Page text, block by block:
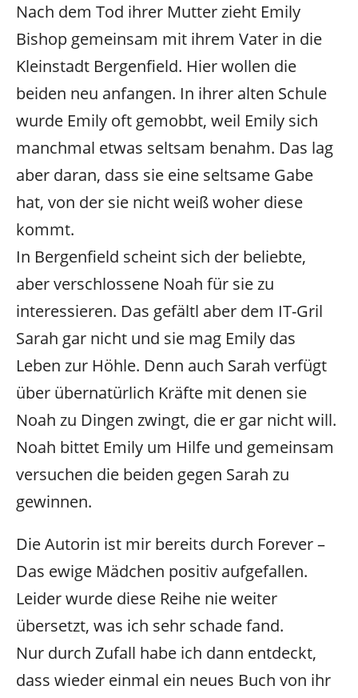
Nach dem Tod ihrer Mutter zieht Emily
Bishop gemeinsam mit ihrem Vater in die
Kleinstadt Bergenfield. Hier wollen die
beiden neu anfangen. In ihrer alten Schule
wurde Emily oft gemobbt, weil Emily sich
manchmal etwas seltsam benahm. Das lag
aber daran, dass sie eine seltsame Gabe
hat, von der sie nicht weiß woher diese
kommt.
In Bergenfield scheint sich der beliebte,
aber verschlossene Noah für sie zu
interessieren. Das gefältl aber dem IT-Gril
Sarah gar nicht und sie mag Emily das
Leben zur Höhle. Denn auch Sarah verfügt
über übernatürlich Kräfte mit denen sie
Noah zu Dingen zwingt, die er gar nicht will.
Noah bittet Emily um Hilfe und gemeinsam
versuchen die beiden gegen Sarah zu
gewinnen.
Die Autorin ist mir bereits durch Forever –
Das ewige Mädchen positiv aufgefallen.
Leider wurde diese Reihe nie weiter
übersetzt, was ich sehr schade fand.
Nur durch Zufall habe ich dann entdeckt,
dass wieder einmal ein neues Buch von ihr